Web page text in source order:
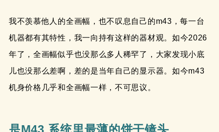
我不羡慕他人的全画幅，也不叹息自己的m43，每一台
机器都有其特性，我一向持有这样的器材观。如今2026
年了，全画幅似乎也没那么多人稀罕了，大家发现小底
儿也没那么差啊，差的是当年自己的显示器。如今m43
机身价格几乎和全画幅一样，不可思议。
是M43 系统里最薄的饼干镜头